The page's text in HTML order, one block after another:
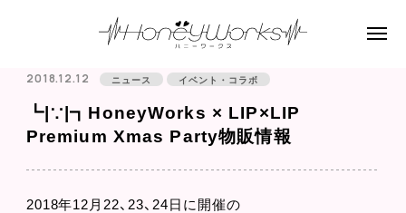
2018.12.12 ニュース イベント・コラボ
┗|∵|┓HoneyWorks × LIP×LIP
Premium Xmas Party物販情報
2018年12月22、23、24日に開催の